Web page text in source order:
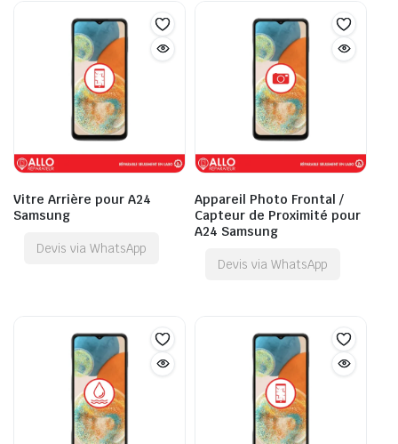
Vitre Arrière pour A24
Samsung
Devis via WhatsApp
Appareil Photo Frontal /
Capteur de Proximité pour
A24 Samsung
Devis via WhatsApp